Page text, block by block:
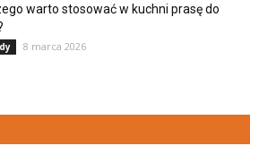
warto stosować w kuchni prasę do
8 marca 2026